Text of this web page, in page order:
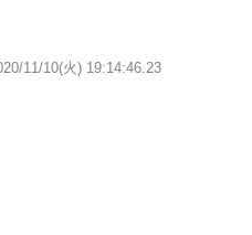
11/10(火) 19:14:46.23